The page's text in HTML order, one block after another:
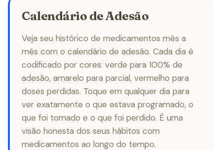
Calendário de Adesão
Veja seu histórico de medicamentos mês a
mês com o calendário de adesão. Cada dia é
codificado por cores: verde para 100% de
adesão, amarelo para parcial, vermelho para
doses perdidas. Toque em qualquer dia para
ver exatamente o que estava programado, o
que foi tomado e o que foi perdido. É uma
visão honesta dos seus hábitos com
medicamentos ao longo do tempo.